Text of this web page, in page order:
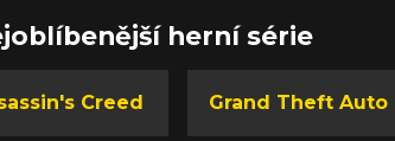
herní série
Creed Grand Theft Auto